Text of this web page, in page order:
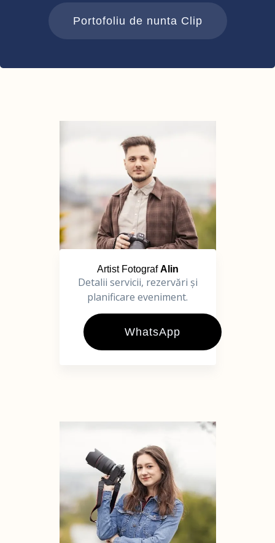
Portofoliu de nunta Clip
Artist FotografAlin
Detalii servicii, rezervări și
planificare eveniment.
WhatsApp